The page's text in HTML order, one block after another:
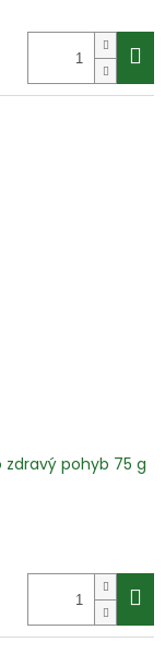
pohyb 75 g